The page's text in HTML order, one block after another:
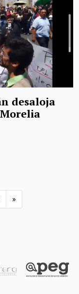
desaloja
entradas
»